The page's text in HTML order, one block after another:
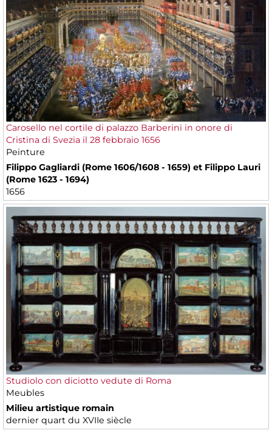
Carosello nel cortile di palazzo Barberini in onore di
Cristina di Svezia il 28 febbraio 1656
Peinture
Filippo Gagliardi (Rome 1606/1608 - 1659) et Filippo Lauri
(Rome 1623 - 1694)
1656
Studiolo con diciotto vedute di Roma
Meubles
Milieu artistique romain
dernier quart du XVIIe siècle